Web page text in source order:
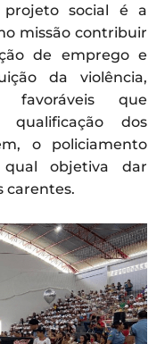
social é a
missão contribuir
de emprego e
da violência,
favoráveis que
dos
o policiamento
objetiva dar
carentes.